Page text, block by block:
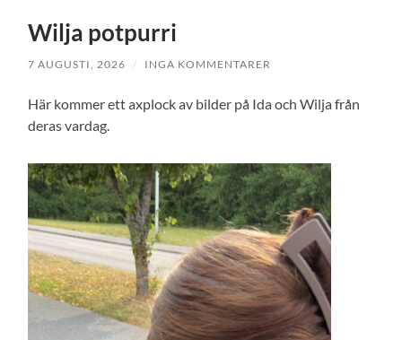
Wilja potpurri
7 AUGUSTI, 2026 / INGA KOMMENTARER
Här kommer ett axplock av bilder på Ida och Wilja från
deras vardag.